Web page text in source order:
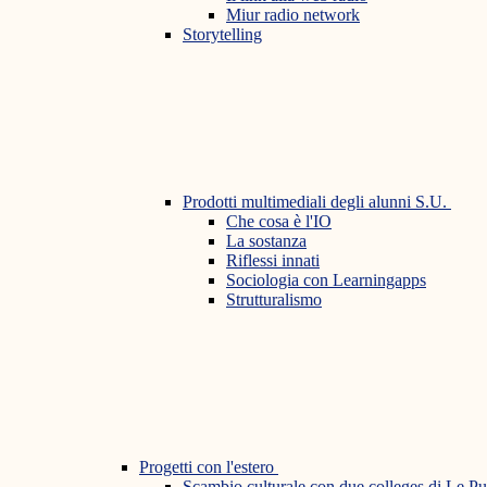
Miur radio network
Storytelling
Prodotti multimediali degli alunni S.U.
Che cosa è l'IO
La sostanza
Riflessi innati
Sociologia con Learningapps
Strutturalismo
Progetti con l'estero